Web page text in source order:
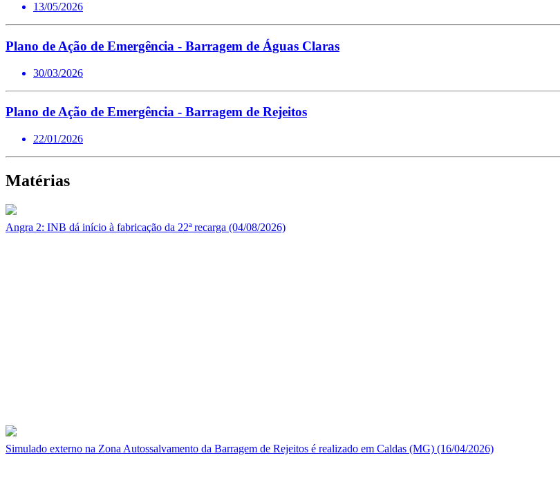
13/05/2026
Plano de Ação de Emergência - Barragem de Águas Claras
30/03/2026
Plano de Ação de Emergência - Barragem de Rejeitos
22/01/2026
Matérias
Angra 2: INB dá início à fabricação da 22ª recarga (04/08/2026)
Simulado externo na Zona Autossalvamento da Barragem de Rejeitos é realizado em Caldas (MG) (16/04/2026)